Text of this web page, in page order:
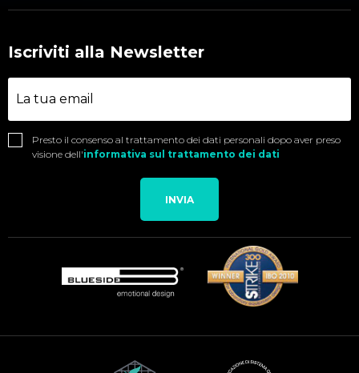
Iscriviti alla Newsletter
Presto il consenso al trattamento dei dati personali dopo aver preso
visione dell'informativa sul trattamento dei dati
INVIA